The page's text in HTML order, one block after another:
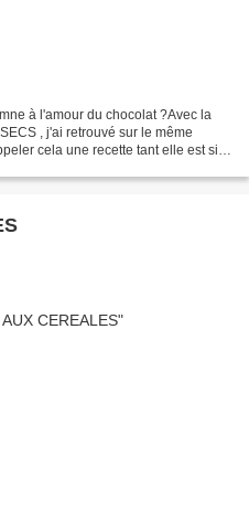
à l'amour du chocolat ?Avec la
, j'ai retrouvé sur le même
cela une recette tant elle est si